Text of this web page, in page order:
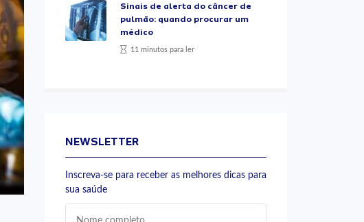
Sinais de alerta do câncer de
pulmão: quando procurar um
médico
11 minutos para ler
NEWSLETTER
Inscreva-se para receber as melhores dicas para
sua saúde